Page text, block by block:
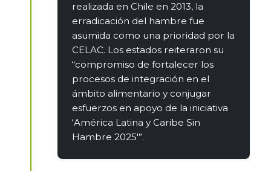
realizada en Chile en 2013, la
erradicación del hambre fue
asumida como una prioridad por la
CELAC. Los estados reiteraron su
“compromiso de fortalecer los
procesos de integración en el
ámbito alimentario y conjugar
esfuerzos en apoyo de la iniciativa
‘América Latina y Caribe Sin
Hambre 2025′”.